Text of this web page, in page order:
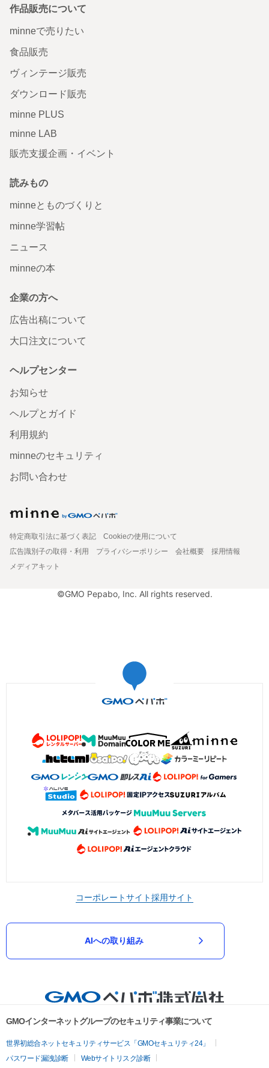
作品販売について
minneで売りたい
食品販売
ヴィンテージ販売
ダウンロード販売
minne PLUS
minne LAB
販売支援企画・イベント
読みもの
minneとものづくりと
minne学習帖
ニュース
minneの本
企業の方へ
広告出稿について
大口注文について
ヘルプセンター
お知らせ
ヘルプとガイド
利用規約
minneのセキュリティ
お問い合わせ
特定商取引法に基づく表記
Cookieの使用について
広告識別子の取得・利用
プライバシーポリシー 会社概要
採用情報
メディアキット
©GMO Pepabo, Inc. All rights reserved.
コーポレートサイト採用サイト
AIへの取り組み
GMOインターネットグループのセキュリティ事業について
世界初総合ネットセキュリティサービス「GMOセキュリティ24」
パスワード漏洩診断
Webサイトリスク診断